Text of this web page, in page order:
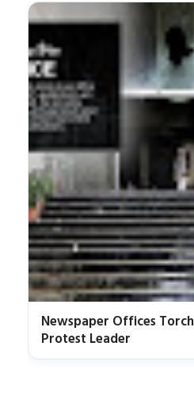
Newspaper Offices
Protest Leader